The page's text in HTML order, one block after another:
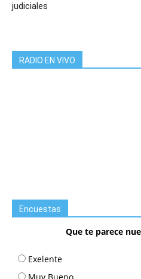
judiciales
RADIO EN VIVO
Encuestas
Que te parece
Exelente